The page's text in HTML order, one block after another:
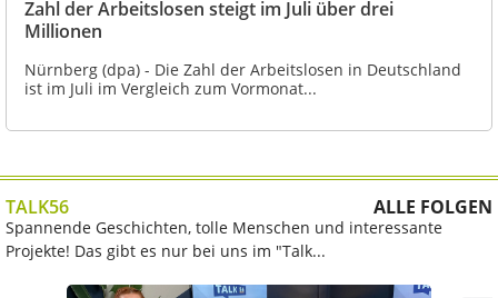
Zahl der Arbeitslosen steigt im Juli über drei
Millionen
Nürnberg (dpa) - Die Zahl der Arbeitslosen in Deutschland
ist im Juli im Vergleich zum Vormonat...
TALK56 ALLE FOLGEN
Spannende Geschichten, tolle Menschen und interessante
Projekte! Das gibt es nur bei uns im "Talk...